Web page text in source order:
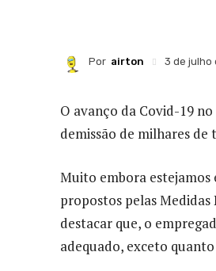
Por airton 3 de julho
O avanço da Covid-19
demissão de milhares de
Muito embora estejamos
propostos pelas Medidas
destacar que, o
adequado, exceto